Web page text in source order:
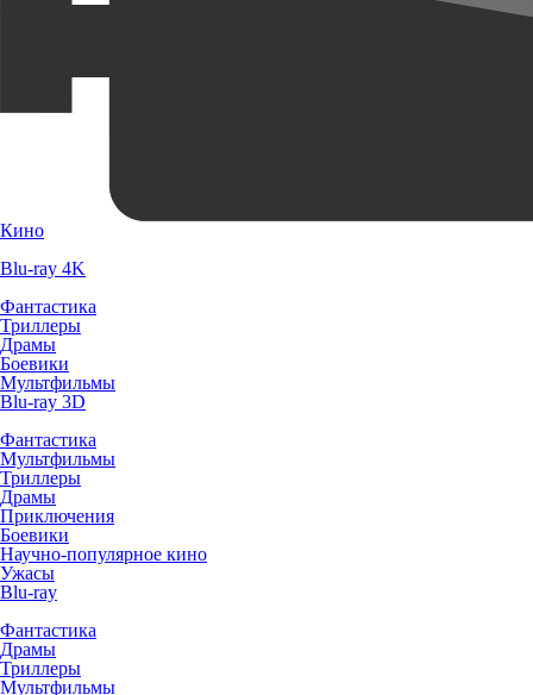
Кино
Blu-ray 4K
Фантастика
Триллеры
Драмы
Боевики
Мультфильмы
Blu-ray 3D
Фантастика
Мультфильмы
Триллеры
Драмы
Приключения
Боевики
Научно-популярное кино
Ужасы
Blu-ray
Фантастика
Драмы
Триллеры
Мультфильмы